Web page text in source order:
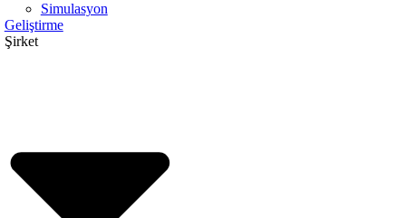
Simulasyon
Geliştirme
Şirket